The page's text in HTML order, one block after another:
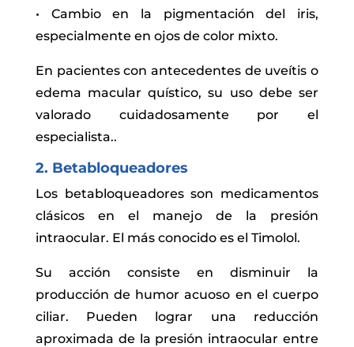
• Cambio en la pigmentación del iris,
especialmente en ojos de color mixto.
En pacientes con antecedentes de uveítis o
edema macular quístico, su uso debe ser
valorado cuidadosamente por el
especialista..
2. Betabloqueadores
Los betabloqueadores son medicamentos
clásicos en el manejo de la presión
intraocular. El más conocido es el Timolol.
Su acción consiste en disminuir la
producción de humor acuoso en el cuerpo
ciliar. Pueden lograr una reducción
aproximada de la presión intraocular entre